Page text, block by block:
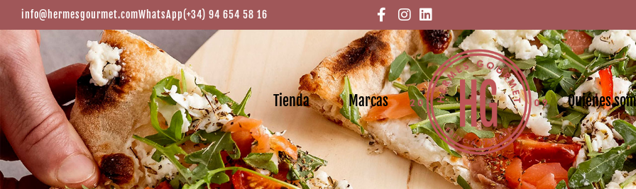
info@hermesgourmet.comWhatsApp(+34) 94 654 58 16
Tienda Marcas Quiénes